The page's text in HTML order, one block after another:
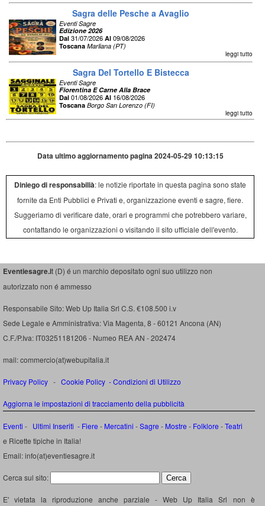
Sagra delle Pesche a Avaglio
Eventi Sagre
Edizione 2026
Dal 31/07/2026 Al 09/08/2026
Toscana Marliana (PT)
leggi tutto
Sagra Del Tortello E Bistecca
Eventi Sagre
Fiorentina E Carne Alla Brace
Dal 01/08/2026 Al 16/08/2026
Toscana Borgo San Lorenzo (FI)
leggi tutto
Data ultimo aggiornamento pagina 2024-05-29 10:13:15
Diniego di responsabilià: le notizie riportate in questa pagina sono state
fornite da Enti Pubblici e Privati e, organizzazione eventi e sagre, fiere.
Suggeriamo di verificare date, orari e programmi che potrebbero variare,
contattando le organizzazioni o visitando il sito ufficiale dell'evento.
Eventiesagre.it (D) é un marchio depositato ogni suo utilizzo non
autorizzato non é ammesso
Responsabile Sito: Web Up Italia Srl C.S. €108.500 i.v
Sede Legale e Amministrativa: Via Magenta, 8 - 60121 Ancona (AN)
C.F./P.Iva: IT03251181206 - Numeo REA AN - 202474
mail: commercio(at)webupitalia.it
Privacy Policy - Cookie Policy -Condizioni di Utilizzo
Aggiorna le impostazioni di tracciamento della pubblicità
Eventi - Ultimi Inseriti - Fiere - Mercatini -Sagre - Mostre - Folklore -Teatri
e Ricette tipiche in Italia!
Email: info(at)eventiesagre.it
Cerca sul sito:
E' vietata la riproduzione anche parziale - Web Up Italia Srl non è